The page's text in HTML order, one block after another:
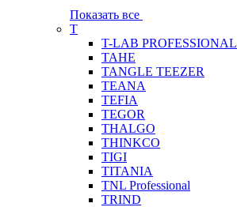
Показать все
T
T-LAB PROFESSIONAL
TAHE
TANGLE TEEZER
TEANA
TEFIA
TEGOR
THALGO
THINKCO
TIGI
TITANIA
TNL Professional
TRIND